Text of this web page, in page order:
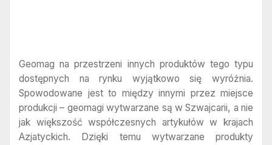
Geomag na przestrzeni innych produktów tego typu
dostępnych na rynku wyjątkowo się wyróżnia.
Spowodowane jest to między innymi przez miejsce
produkcji – geomagi wytwarzane są w Szwajcarii, a nie
jak większość współczesnych artykułów w krajach
Azjatyckich. Dzięki temu wytwarzane produkty